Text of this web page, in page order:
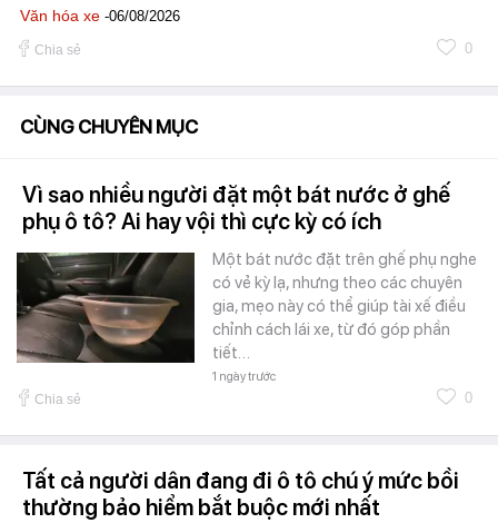
Văn hóa xe -06/08/2026
Chia sẻ 0
CÙNG CHUYÊN MỤC
Vì sao nhiều người đặt một bát nước ở ghế
phụ ô tô? Ai hay vội thì cực kỳ có ích
Một bát nước đặt trên ghế phụ nghe
có vẻ kỳ lạ, nhưng theo các chuyên
gia, mẹo này có thể giúp tài xế điều
chỉnh cách lái xe, từ đó góp phần
tiết…
1 ngày trước
Chia sẻ 0
Tất cả người dân đang đi ô tô chú ý mức bồi
thường bảo hiểm bắt buộc mới nhất